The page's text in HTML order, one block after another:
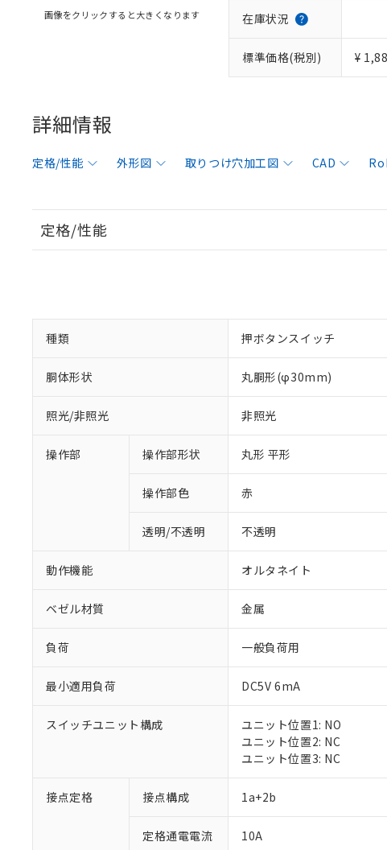
画像をクリックすると大きくなります 在庫状況
標準価格(税別) ¥
詳細情報
定格/性能 外形図 取りつけ穴加工図 CAD
定格/性能
種類 押ボタンスイッチ
胴体形状 丸胴形(φ30mm)
照光/非照光 非照光
操作部 操作部形状 丸形 平形
操作部色 赤
透明/不透明 不透明
動作機能 オルタネイト
ベゼル材質 金属
負荷 一般負荷用
最小適用負荷 DC5V 6mA
スイッチユニット構成
ユニット位置1: NO
ユニット位置2: NC
ユニット位置3: NC
接点定格 接点構成 1a+2b
定格通電電流 10A
ご利用条件
以下の条件をお読みい
※1 対応状況
対応済み：EU
対応予定：EU RoHS指
対応予定なし：EU
非該当品：ライセンス
仕入先様の事情により
があります。
※1 中国RoHS○×